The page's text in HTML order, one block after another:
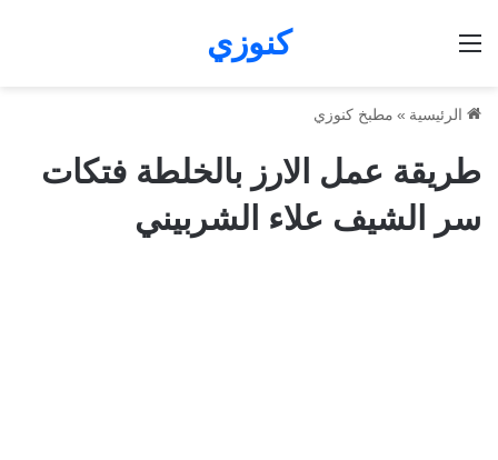
كنوزي
الرئيسية » مطبخ كنوزي
طريقة عمل الارز بالخلطة فتكات
سر الشيف علاء الشربيني